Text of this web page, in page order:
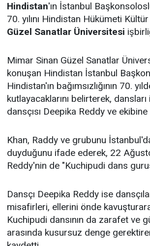
Hindistan'ın İstanbul
70. yılını Hindistan Hükümeti Kültür
Güzel Sanatlar Üniversitesi
Mimar Sinan Güzel Sanatlar
konuşan Hindistan İstanbul
Hindistan'ın bağımsızlığının 70.
kutlayacaklarını belirterek,
dansçısı Deepika Reddy ve
Khan, Raddy ve grubunu
duyduğunu ifade ederek, 22
Reddy'nin de "Kuchipudi dans
Dansçı Deepika Reddy ise
misafirleri, ellerini önde
Kuchipudi dansının da zarafet ve
arasında kusursuz denge